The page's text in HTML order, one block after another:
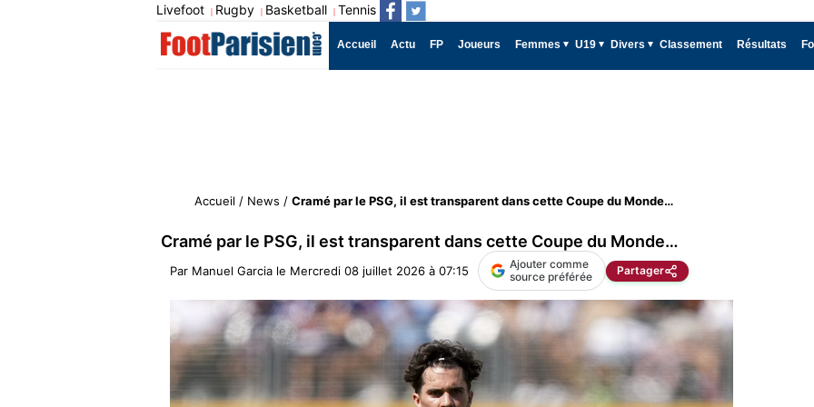
Livefoot | Rugby | Basketball | Tennis
Accueil Actu FP Joueurs Femmes U19 Divers Classement Résultats
Accueil / News / Cramé par le PSG, il est transparent dans cette Coupe du Monde…
Cramé par le PSG, il est transparent dans cette Coupe du Monde…
Par Manuel Garcia le Mercredi 08 juillet 2026 à 07:15
Ajouter comme
source préférée
Partager